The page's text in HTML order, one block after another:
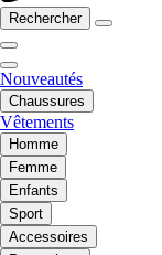
Rechercher
Nouveautés
Chaussures
Vêtements
Homme
Femme
Enfants
Sport
Accessoires